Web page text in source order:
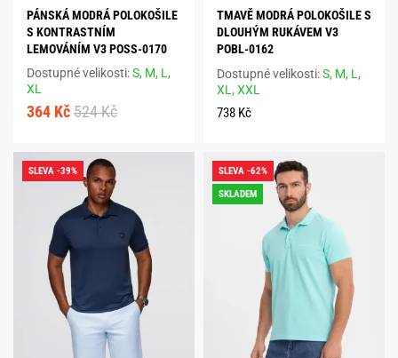
PÁNSKÁ MODRÁ POLOKOŠILE
S KONTRASTNÍM
LEMOVÁNÍM V3 POSS-0170
Dostupné velikosti:S, M, L,
XL
364 Kč 524 Kč
TMAVĚ MODRÁ POLOKOŠILE S
DLOUHÝM RUKÁVEM V3
POBL-0162
Dostupné velikosti:S, M, L,
XL,XXL
738 Kč
SLEVA -39%
SLEVA -62%
SKLADEM